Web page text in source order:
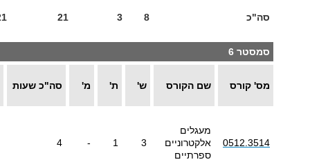
סה"כ 8
3
21
סמסטר 6
מס' קורס שם הקורס ש' ת' מ' סה"כ שעות
0512.3514
מעגלים
אלקטרוניים
ספרתיים
3
1
-
4